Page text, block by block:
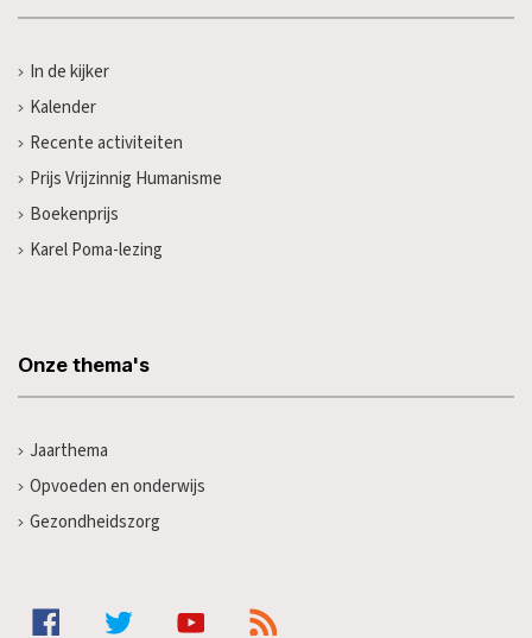
In de kijker
Kalender
Recente activiteiten
Prijs Vrijzinnig Humanisme
Boekenprijs
Karel Poma-lezing
Onze thema's
Jaarthema
Opvoeden en onderwijs
Gezondheidszorg